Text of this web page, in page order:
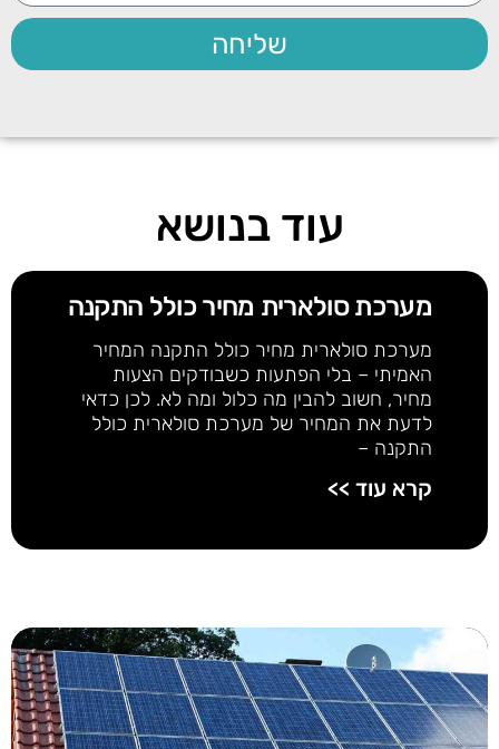
שליחה
עוד בנושא
מערכת סולארית מחיר כולל התקנה
מערכת סולארית מחיר כולל התקנה המחיר
האמיתי – בלי הפתעות כשבודקים הצעות
מחיר, חשוב להבין מה כלול ומה לא. לכן כדאי
לדעת את המחיר של מערכת סולארית כולל
התקנה –
קרא עוד >>